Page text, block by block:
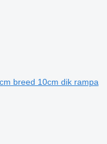
breed 10cm dik rampa